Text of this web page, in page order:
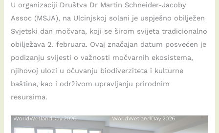
U organizaciji Društva Dr Martin Schneider-Jacoby
Assoc (MSJA), na Ulcinjskoj solani je uspješno obilježen
Svjetski dan močvara, koji se širom svijeta tradicionalno
obilježava 2. februara. Ovaj značajan datum posvećen je
podizanju svijesti o važnosti močvarnih ekosistema,
njihovoj ulozi u očuvanju biodiverziteta i kulturne
baštine, kao i održivom upravljanju prirodnim
resursima.